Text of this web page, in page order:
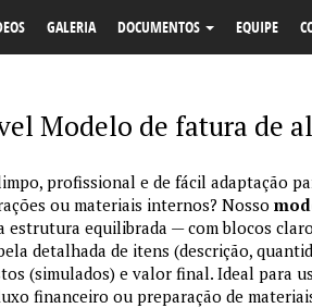
GALERIA DOCUMENTOS EQUIPE
Modelo de fatura de
profissional e de fácil adaptação
ou materiais internos? Nosso
estrutura equilibrada — com blocos
detalhada de itens (descrição,
(simulados) e valor final. Ideal para
financeiro ou preparação de